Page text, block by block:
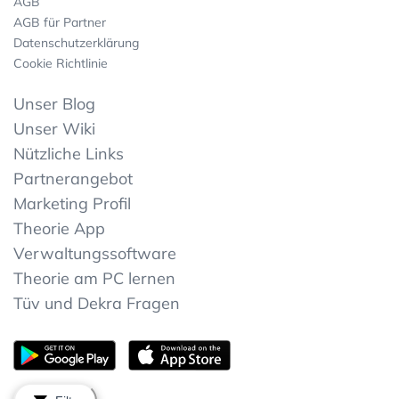
AGB für Partner
Datenschutzerklärung
Cookie Richtlinie
Unser Blog
Unser Wiki
Nützliche Links
Partnerangebot
Marketing Profil
Theorie App
Verwaltungssoftware
Theorie am PC lernen
Tüv und Dekra Fragen